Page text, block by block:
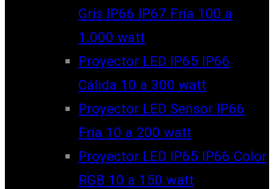
Gris IP66 IP67 Fría 100 a
1.000 watt
Proyector LED IP65 IP66
Cálida 10 a 300 watt
Proyector LED Sensor IP66
Fría 10 a 200 watt
Proyector LED IP65 IP66 Color
RGB 10 a 150 watt